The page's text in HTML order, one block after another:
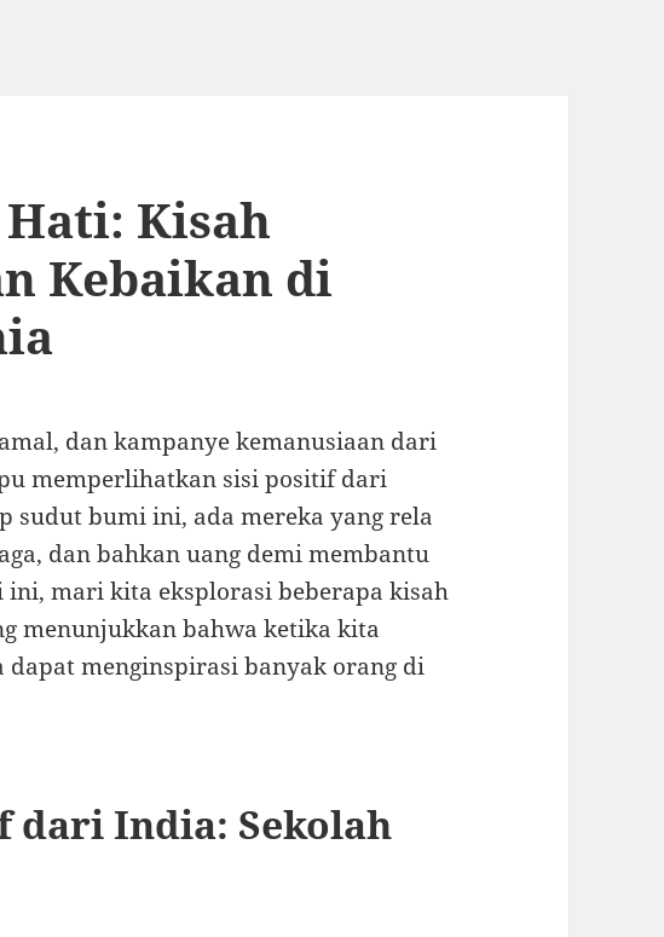
Kisah
Kebaikan di
dan kampanye kemanusiaan dari
memperlihatkan sisi positif dari
sudut bumi ini, ada mereka yang rela
dan bahkan uang demi membantu
ini, mari kita eksplorasi beberapa kisah
menunjukkan bahwa ketika kita
menginspirasi banyak orang di
dari India: Sekolah